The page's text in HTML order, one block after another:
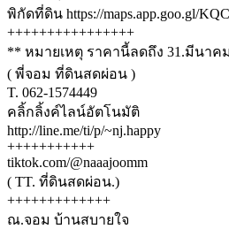
พิกัดที่ดิน https://maps.app.goo.gl/
++++++++++++++++
** หมายเหตุ ราคานี้ลดถึง 31.มีนาค
( พี่จอม ที่ดินสดผ่อน )
T. 062-1574449
คลิ้กลิ้งค์ไลน์อัตโนมัติ
http://line.me/ti/p/~nj.happy
+++++++++++
tiktok.com/@naaajoomm
( TT. ที่ดินสดผ่อน.)
+++++++++++++
ณ.จอม บ้านสบายใจ